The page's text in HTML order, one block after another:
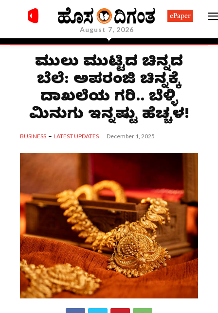
August 7, 2026
ePaper
ಮುಗಿಲು ಮುಟ್ಟಿದ ಚಿನ್ನದ
ಬೆಲೆ: ಅಪರಂಜಿ ಚಿನ್ನಕ್ಕೆ
ದಾಖಲೆಯ ಗರಿ.. ಬೆಳ್ಳಿ
ಮಿನುಗು ಇನ್ನಷ್ಟು ಹೆಚ್ಚಳ!
BUSINESS LATEST UPDATES December 1, 2025